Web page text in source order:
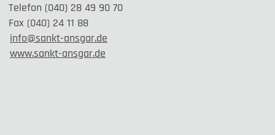
Telefon (040) 28 49 90 70
Fax (040) 24 11 88
info@sankt-ansgar.de
www.sankt-ansgar.de